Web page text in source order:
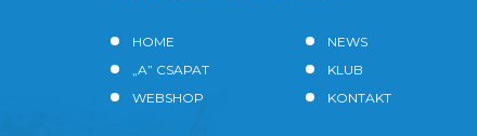
HOME
NEWS
„A” CSAPAT
KLUB
WEBSHOP
KONTAKT